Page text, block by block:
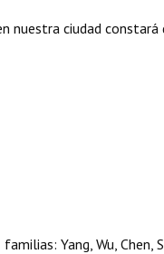
nuestra ciudad
Yang, Wu, Chen,